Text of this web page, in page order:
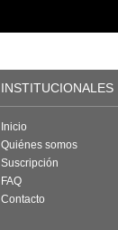
INSTITUCIONALES
Inicio
Quiénes somos
Suscripción
FAQ
Contacto